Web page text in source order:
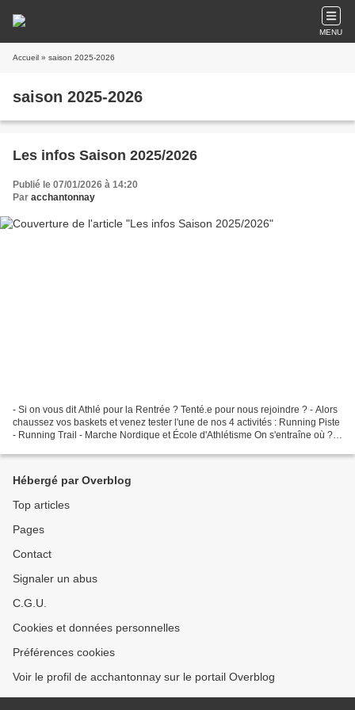
MENU
Accueil » saison 2025-2026
saison 2025-2026
Les infos Saison 2025/2026
Publié le 07/01/2026 à 14:20
Par acchantonnay
- Si on vous dit Athlé pour la Rentrée ? Tenté.e pour nous rejoindre ? - Alors
chaussez vos baskets et venez tester l'une de nos 4 activités : Running Piste
- Running Trail - Marche Nordique et École d'Athlétisme On s'entraîne où ?
Hébergé par Overblog
Top articles
Pages
Contact
Signaler un abus
C.G.U.
Cookies et données personnelles
Préférences cookies
Voir le profil de acchantonnay sur le portail Overblog